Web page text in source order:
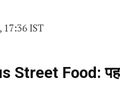
17:36 IST
Food: